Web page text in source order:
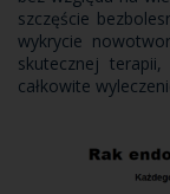
szczęście
wykrycie
skutecznej
całkowite